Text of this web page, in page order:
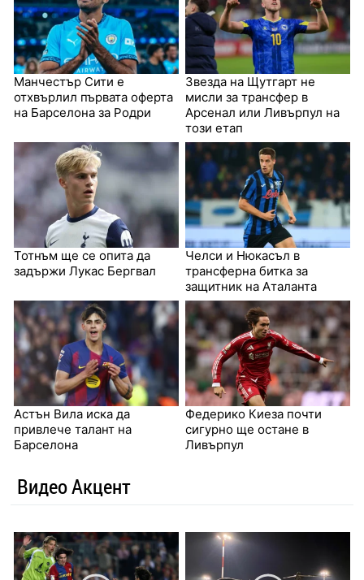
Манчестър Сити е
отхвърлил първата оферта
на Барселона за Родри
Звезда на Щутгарт не
мисли за трансфер в
Арсенал или Ливърпул на
този етап
Тотнъм ще се опита да
задържи Лукас Бергвал
Челси и Нюкасъл в
трансферна битка за
защитник на Аталанта
Астън Вила иска да
привлече талант на
Барселона
Федерико Киеза почти
сигурно ще остане в
Ливърпул
Видео Акцент